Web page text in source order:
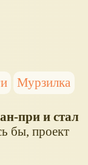
Мурзилка
при и стал
бы, проект